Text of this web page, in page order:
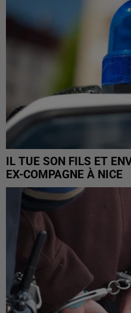
IL TUE SON FILS ET
EX-COMPAGNE À NICE